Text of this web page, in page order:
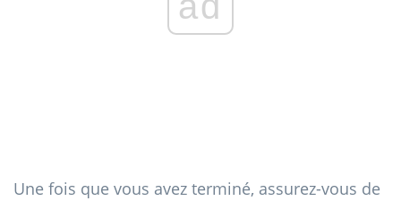
Une fois que vous avez terminé, assurez-vous de